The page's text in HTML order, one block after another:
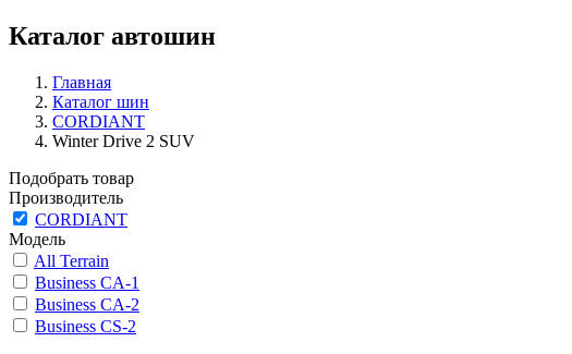
Каталог автошин
Главная
Каталог шин
CORDIANT
Winter Drive 2 SUV
Подобрать товар
Производитель
CORDIANT
Модель
All Terrain
Business CA-1
Business CA-2
Business CS-2